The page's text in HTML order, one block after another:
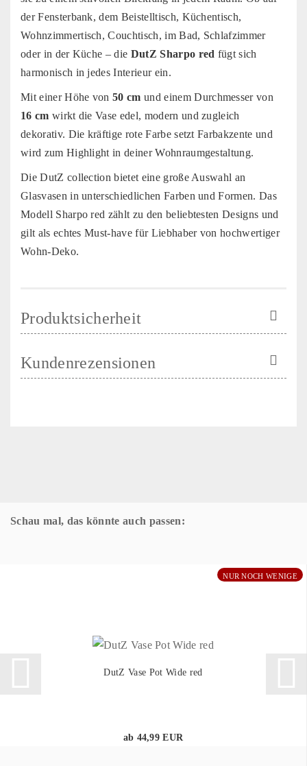
der Fensterbank, dem Beistelltisch, Küchentisch,
Wohnzimmertisch, Couchtisch, im Bad, Schlafzimmer
oder in der Küche – die DutZ Sharpo red fügt sich
harmonisch in jedes Interieur ein.
Mit einer Höhe von50 cm und einem Durchmesser von
16 cm wirkt die Vase edel, modern und zugleich
dekorativ. Die kräftige rote Farbe setzt Farbakzente und
wird zum Highlight in deiner Wohnraumgestaltung.
Die DutZ collection bietet eine große Auswahl an
Glasvasen in unterschiedlichen Farben und Formen. Das
Modell Sharpo red zählt zu den beliebtesten Designs und
gilt als echtes Must-have für Liebhaber von hochwertiger
Wohn-Deko.
Produktsicherheit
Kundenrezensionen
Schau mal, das könnte auch passen:
NUR NOCH WENIGE
DutZ Vase Pot Wide red
ab 44,99 EUR